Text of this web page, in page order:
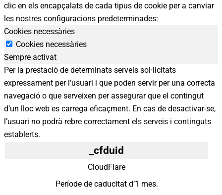
clic en els encapçalats de cada tipus de cookie per a canviar
les nostres configuracions predeterminades:
Cookies necessàries
Cookies necessàries
Sempre activat
Per la prestació de determinats serveis sol·licitats
expressament per l’usuari i que poden servir per una correcta
navegació o que serveixen per assegurar que el contingut
d’un lloc web es carrega eficaçment. En cas de desactivar-se,
l’usuari no podrà rebre correctament els serveis i continguts
establerts.
_cfduid
CloudFlare
Període de caducitat d’1 mes.